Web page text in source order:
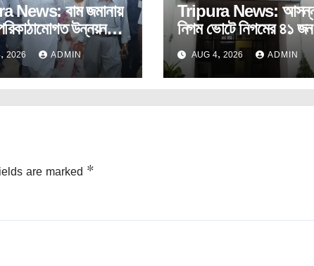
News: বাম জমানায়
উন্নয়ন
উপেক্ষিত: মুখ্যমন্ত্রী
2026 ADMIN
Tripura News:
নিগম ভোটে নিগমের ৪১ জন
কর্পোরেটরকে টিকিট দেবে না
ভাজপা!
AUG 4, 2026 ADMIN
are marked *